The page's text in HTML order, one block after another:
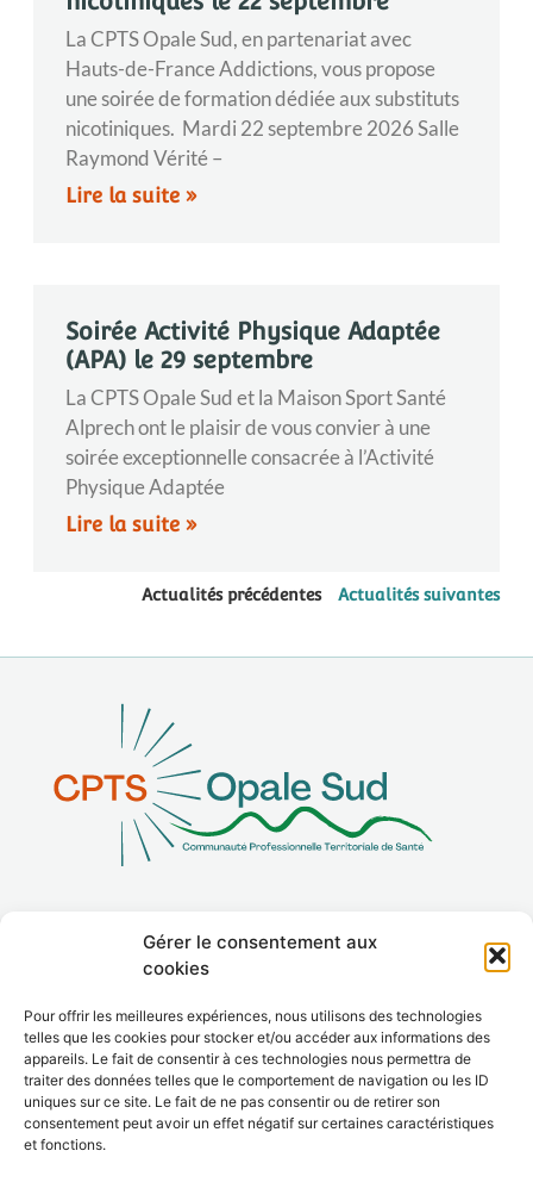
Gérer le consentement aux
cookies
Pour offrir les meilleures expériences, nous utilisons des technologies
telles que les cookies pour stocker et/ou accéder aux informations des
appareils. Le fait de consentir à ces technologies nous permettra de
traiter des données telles que le comportement de navigation ou les ID
uniques sur ce site. Le fait de ne pas consentir ou de retirer son
consentement peut avoir un effet négatif sur certaines caractéristiques
et fonctions.
La CPTS Opale Sud, en partenariat avec
Hauts-de-France Addictions, vous propose
une soirée de formation dédiée aux substituts
nicotiniques. Mardi 22 septembre 2026 Salle
Raymond Vérité –
Lire la suite »
Soirée Activité Physique Adaptée
(APA) le 29 septembre
La CPTS Opale Sud et la Maison Sport Santé
Alprech ont le plaisir de vous convier à une
soirée exceptionnelle consacrée à l’Activité
Physique Adaptée
Lire la suite »
Actualités précédentes Actualités suivantes
Adhérer
Contact
Le site